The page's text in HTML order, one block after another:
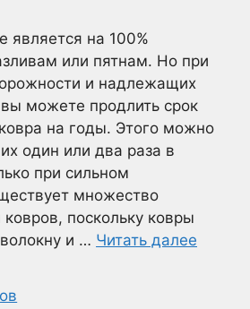
является на 100%
или пятнам. Но при
и надлежащих
можете продлить срок
на годы. Этого можно
один или два раза в
при сильном
множество
ковров, поскольку ковры
и … Читать далее